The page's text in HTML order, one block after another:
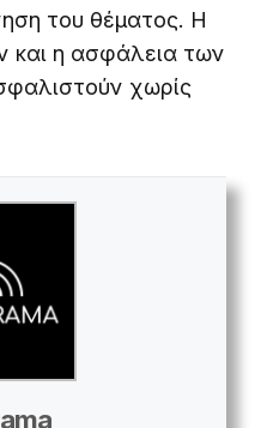
του θέματος. Η
και η ασφάλεια των
χωρίς